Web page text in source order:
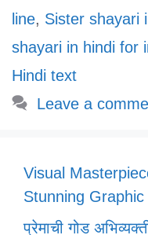
line, Sister shayari
shayari in hindi for
Hindi text
Leave a
Visual
Stunning
प्रेमाची गोड